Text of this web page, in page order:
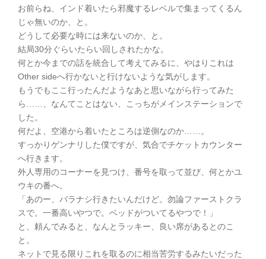
お前らね、インド着いたら邪魔するレベルで集まってくるん
じゃ無いのか、と。
どうして必要な時には来ないのか、と。
結局30分ぐらいたらい回しされたかな。
何とか今までの話を統合して考えてみるに、やはりこれは
Other sideへ行かないと行けないような気がします。
もうでもここ行ったんだようなあと思いながら行ってみた
ら……、なんてことはない、こっちがメインステーションで
した。
何だよ、空港から着いたところは逆側なのか……。
すっかりゲンナリした僕ですが、気合でチケットカウンター
へ行きます。
外人専用のコーナーを見つけ、番号を取って並び、何とかユ
ウキの番へ。
「あのー、バラナシ行きたいんだけど。勿論ファーストクラ
スで。一番高いやつで。ベッドがついてるやつで！」
と、頼んでみると、なんとラッキー、良い席があるとのこ
と。
ネットで見る限りこれを取るのに相当苦労するみたいだった